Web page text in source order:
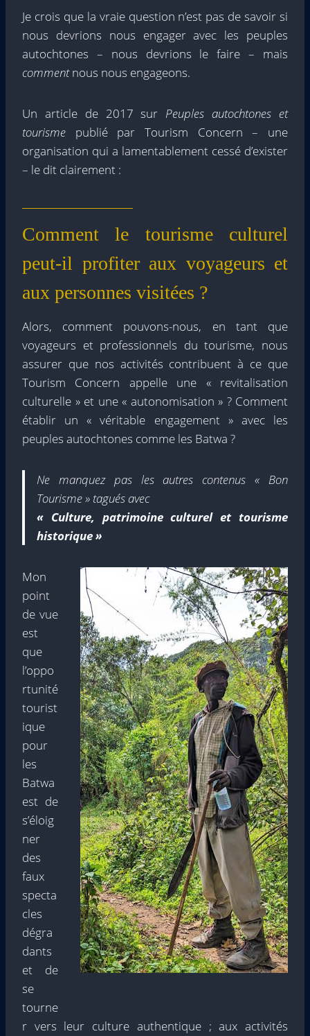
Je crois que la vraie question n’est pas de savoir si
nous devrions nous engager avec les peuples
autochtones – nous devrions le faire – mais
commentnous nous engageons.
Un article de 2017 sur Peuples autochtones et
tourisme publié par Tourism Concern – une
organisation qui a lamentablement cessé d’exister
– le dit clairement :
Comment le tourisme culturel
peut-il profiter aux voyageurs et
aux personnes visitées ?
Alors, comment pouvons-nous, en tant que
voyageurs et professionnels du tourisme, nous
assurer que nos activités contribuent à ce que
Tourism Concern appelle une « revitalisation
culturelle » et une « autonomisation » ? Comment
établir un « véritable engagement » avec les
peuples autochtones comme les Batwa ?
Ne manquez pas les autres contenus « Bon
Tourisme » tagués avec
« Culture, patrimoine culturel et tourisme
historique »
Mon
point
de vue
est
que
l’oppo
rtunité
tourist
ique
pour
les
Batwa
est de
s’éloig
ner
des
faux
specta
cles
dégra
dants
et de
se
tourne
r vers leur culture authentique ; aux activités